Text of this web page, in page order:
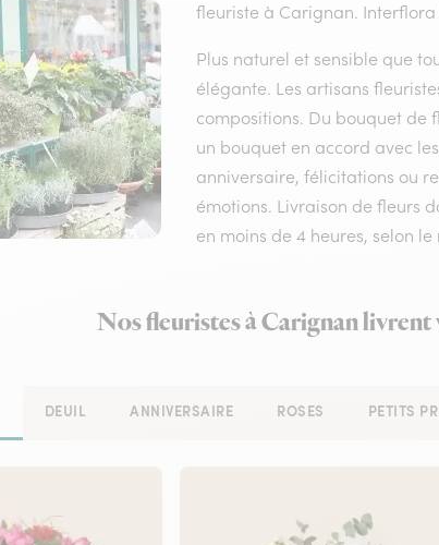
fleuriste à Carignan.
Plus naturel et sensible que
élégante. Les artisans
compositions. Du bouquet de
un bouquet en accord avec
anniversaire, félicitations ou
émotions. Livraison de fleurs
en moins de 4 heures, selon
Nos fleuristes à Carignan
DEUIL ANNIVERSAIRE ROSES PETITS